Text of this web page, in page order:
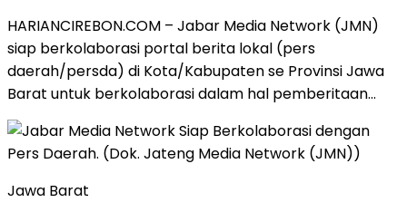
HARIANCIREBON.COM – Jabar Media Network (JMN)
siap berkolaborasi portal berita lokal (pers
daerah/persda) di Kota/Kabupaten se Provinsi Jawa
Barat untuk berkolaborasi dalam hal pemberitaan…
Jawa Barat